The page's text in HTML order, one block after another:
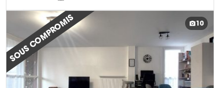
DÉCOUVRIR CE BIEN
SOUS COMPROMIS 10